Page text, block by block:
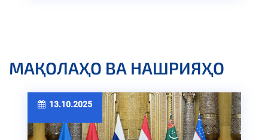
МАҚОЛАҲО ВА НАШРИЯҲО
13.10.2025